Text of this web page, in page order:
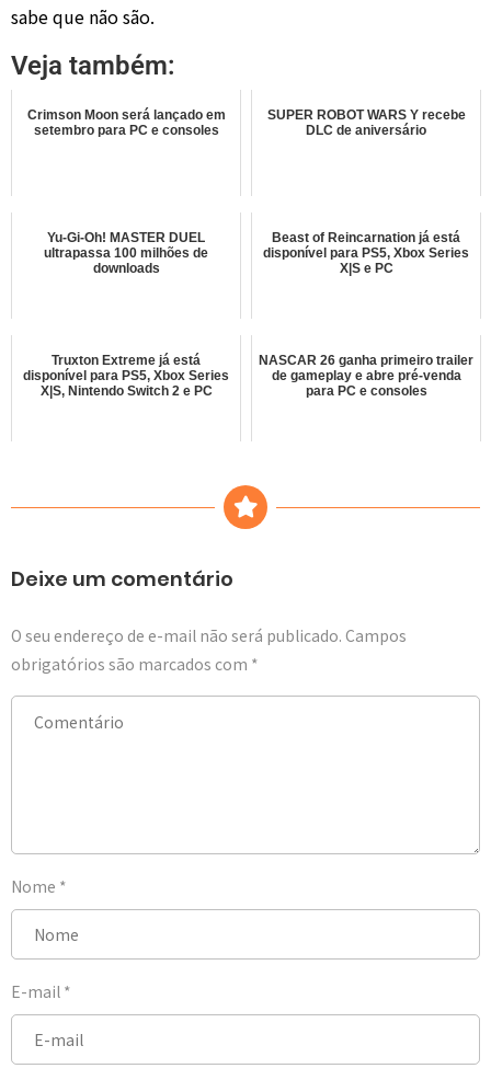
sabe que não são.
Veja também:
Crimson Moon será lançado em
setembro para PC e consoles
SUPER ROBOT WARS Y recebe
DLC de aniversário
Yu-Gi-Oh! MASTER DUEL
ultrapassa 100 milhões de
downloads
Beast of Reincarnation já está
disponível para PS5, Xbox Series
X|S e PC
Truxton Extreme já está
disponível para PS5, Xbox Series
X|S, Nintendo Switch 2 e PC
NASCAR 26 ganha primeiro trailer
de gameplay e abre pré-venda
para PC e consoles
Deixe um comentário
O seu endereço de e-mail não será publicado. Campos
obrigatórios são marcados com *
Nome *
E-mail *